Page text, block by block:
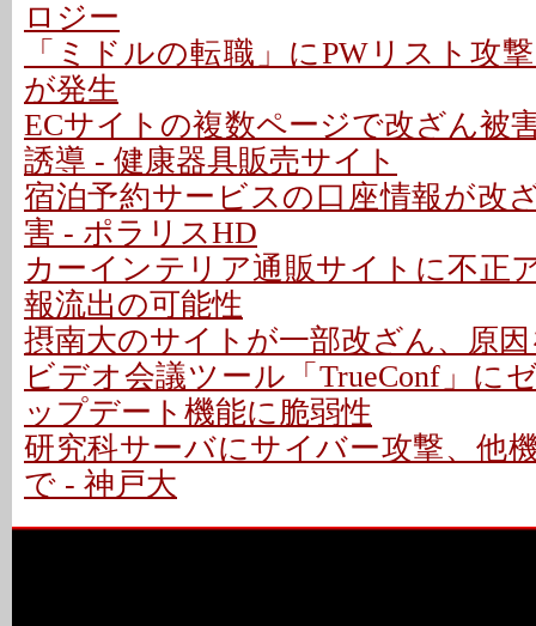
ロジー
「ミドルの転職」にPWリスト攻
が発生
ECサイトの複数ページで改ざん被
誘導 - 健康器具販売サイト
宿泊予約サービスの口座情報が改
害 - ポラリスHD
カーインテリア通販サイトに不正
報流出の可能性
摂南大のサイトが一部改ざん、原
ビデオ会議ツール「TrueConf」に
ップデート機能に脆弱性
研究科サーバにサイバー攻撃、他
で - 神戸大